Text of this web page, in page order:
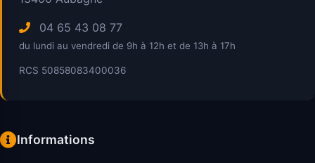
04 65 43 08 77
du lundi au vendredi de 9h à 12h et de 13h à 17h
RCS 50858083400036
Informations